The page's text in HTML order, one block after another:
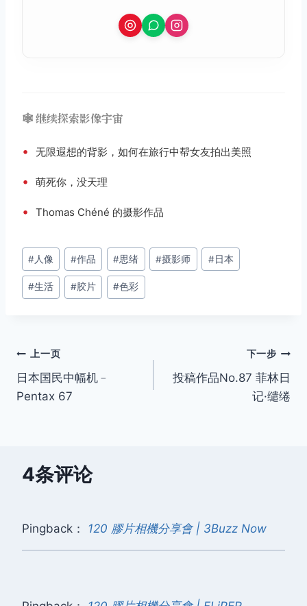
🕸️ 继续探索影像宇宙
• 无限遐想的背影，如何在旅行中帮女友拍出美照
• 萌死你，没天理
• Thomas Chéné 的摄影作品
文
章
标
#人像 #作品 #思绪 #摄影师 #日本
#生活 #胶片 #色彩
文
章
上一页
日本国民中幅机﹣
Pentax 67
下一步
投稿作品No.87 菲林日
记·缱绻
4条评论
Pingback： 120 膠片相機分享會 | 3Buzz Now